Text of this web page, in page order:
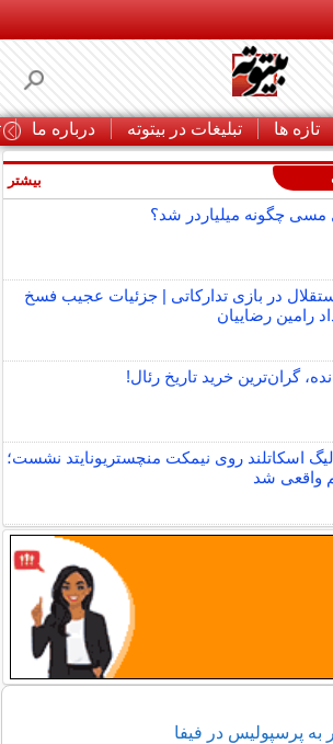
تازه ها تبلیغات در بیتوته درباره ما
مسی چگونه میلیاردر شد؟
در بازی تدارکاتی | جزئیات عجیب فسخ
رامین رضاییان
گران‌ترین خرید تاریخ رئال!
لیگ اسکاتلند روی نیمکت منچستریونایتد نشست؛
واقعی شد
بیشتر
به پرسپولیس در فیفا